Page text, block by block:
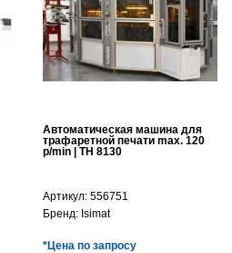
Автоматическая машина для
трафаретной печати max. 120
p/min | TH 8130
Артикул: 556751
Бренд: Isimat
*Цена по запросу